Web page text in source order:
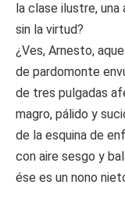
la clase ilustre,
sin la virtud?
¿Ves, Arnesto,
de pardomonte
de tres pulgadas
magro, pálido y
de la esquina de
con aire sesgo y
ése es un nono